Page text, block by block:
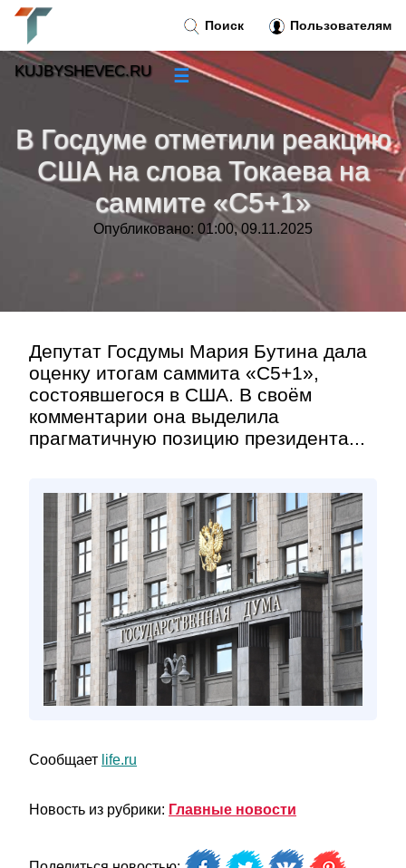
В Госдуме отметили реакцию
США на слова Токаева на
саммите «С5+1»
Опубликовано: 01:00, 09.11.2025
Депутат Госдумы Мария Бутина дала
оценку итогам саммита «С5+1»,
состоявшегося в США. В своём
комментарии она выделила
прагматичную позицию президента...
Сообщает life.ru
Новость из рубрики: Главные новости
Поиск Пользователям
KUJBYSHEVEC.RU ☰
Новости»
Тренды новостей »
Рубрики»
Контакт»